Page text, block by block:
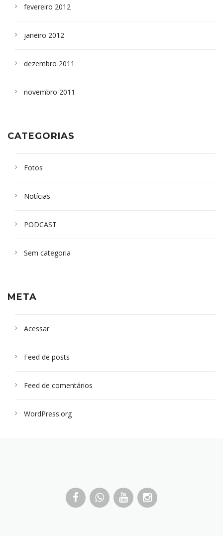
fevereiro 2012
janeiro 2012
dezembro 2011
novembro 2011
CATEGORIAS
Fotos
Notícias
PODCAST
Sem categoria
META
Acessar
Feed de posts
Feed de comentários
WordPress.org